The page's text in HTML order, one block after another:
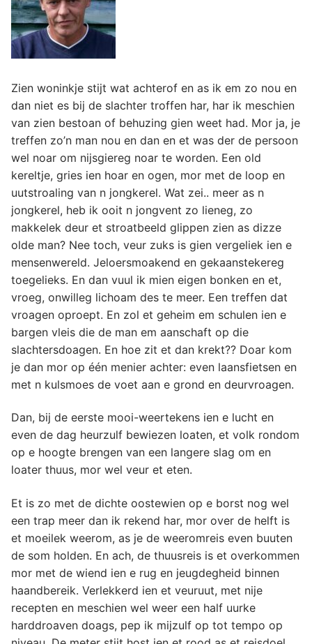
Zien woninkje stijt wat achterof en as ik em zo nou en
dan niet es bij de slachter troffen har, har ik meschien
van zien bestoan of behuzing gien weet had. Mor ja, je
treffen zo’n man nou en dan en et was der de persoon
wel noar om nijsgiereg noar te worden. Een old
kereltje, gries ien hoar en ogen, mor met de loop en
uutstroaling van n jongkerel. Wat zei.. meer as n
jongkerel, heb ik ooit n jongvent zo lieneg, zo
makkelek deur et stroatbeeld glippen zien as dizze
olde man? Nee toch, veur zuks is gien vergeliek ien e
mensenwereld. Jeloersmoakend en gekaanstekereg
toegelieks. En dan vuul ik mien eigen bonken en et,
vroeg, onwilleg lichoam des te meer. Een treffen dat
vroagen oproept. En zol et geheim em schulen ien e
bargen vleis die de man em aanschaft op die
slachtersdoagen. En hoe zit et dan krekt?? Doar kom
je dan mor op één menier achter: even laansfietsen en
met n kulsmoes de voet aan e grond en deurvroagen.
Dan, bij de eerste mooi-weertekens ien e lucht en
even de dag heurzulf bewiezen loaten, et volk rondom
op e hoogte brengen van een langere slag om en
loater thuus, mor wel veur et eten.
Et is zo met de dichte oostewien op e borst nog wel
een trap meer dan ik rekend har, mor over de helft is
et moeilek weerom, as je de weeromreis even buuten
de som holden. En ach, de thuusreis is et overkommen
mor met de wiend ien e rug en jeugdegheid binnen
haandbereik. Verlekkerd ien et veuruut, met nije
recepten en meschien wel weer een half uurke
harddroaven doags, pep ik mijzulf op tot tempo op